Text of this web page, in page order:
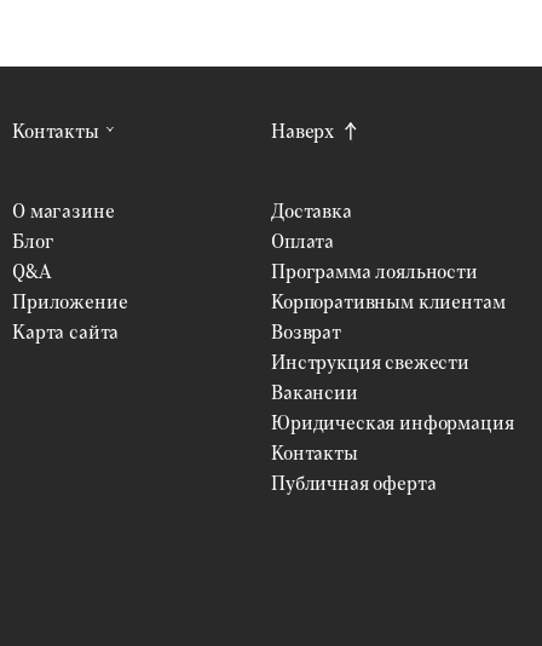
Контакты
О магазине
Блог
Q&A
Приложение
Карта сайта
Доставка
Оплата
Программа лояльности
Корпоративным клиентам
Возврат
Инструкция свежести
Вакансии
Юридическая информация
Контакты
Публичная оферта
Наверх